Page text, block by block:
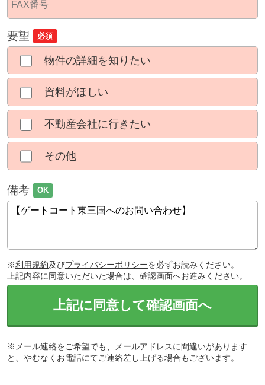
要望 必須
物件の詳細を知りたい
資料がほしい
不動産会社に行きたい
その他
備考 OK
※利用規約及びプライバシーポリシーを必ずお読みください。
上記内容に同意いただいた場合は、確認画面へお進みください。
上記に同意して確認画面へ
※メール連絡をご希望でも、メールアドレスに間違いがあります
と、やむなくお電話にてご連絡差し上げる場合もございます。